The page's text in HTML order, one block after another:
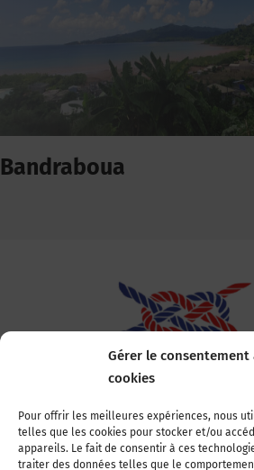
Gérer le consentement
cookies
Pour offrir les meilleures expériences, nous
telles que les cookies pour stocker et/ou
appareils. Le fait de consentir à ces
traiter des données telles que le
Bandraboua
Association Nationale des
22, boulevard de la Tour-
75007 Paris